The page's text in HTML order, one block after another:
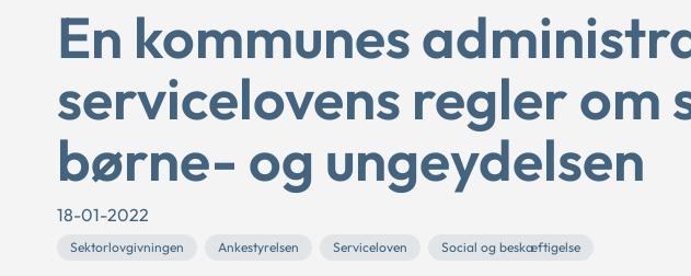
En kommunes
servicelovens regler om
børne- og ungeydelsen
18-01-2022
Sektorlovgivningen Ankestyrelsen Serviceloven Social og beskæftigelse